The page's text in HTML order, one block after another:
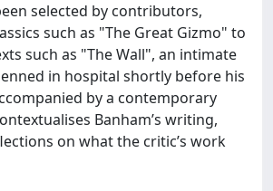
selected by contributors,
such as "The Great Gizmo" to
such as "The Wall", an intimate
in hospital shortly before his
by a contemporary
Banham’s writing,
on what the critic’s work